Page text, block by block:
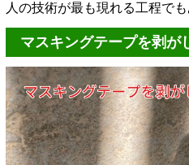
人の技術が最も現れる工程でも
マスキングテープを剥が